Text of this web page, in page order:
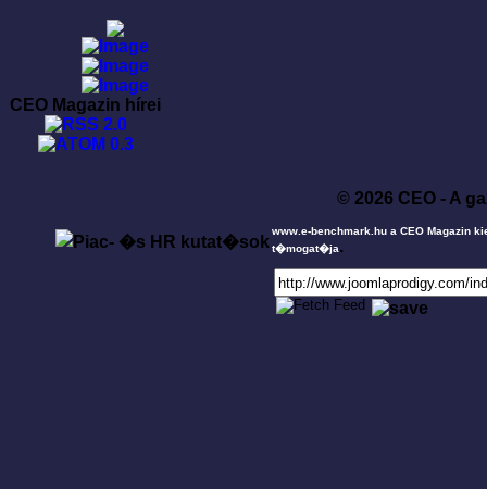
CEO Magazin hírei
© 2026 CEO - A
www.e-benchmark.hu a CEO Magazin
t�mogat�ja.